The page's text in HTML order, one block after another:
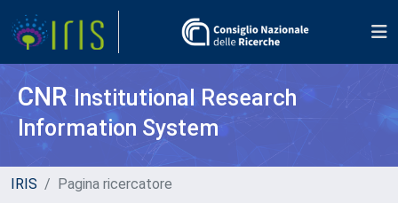
CNR Institutional Research
Information System
IRIS Pagina ricercatore